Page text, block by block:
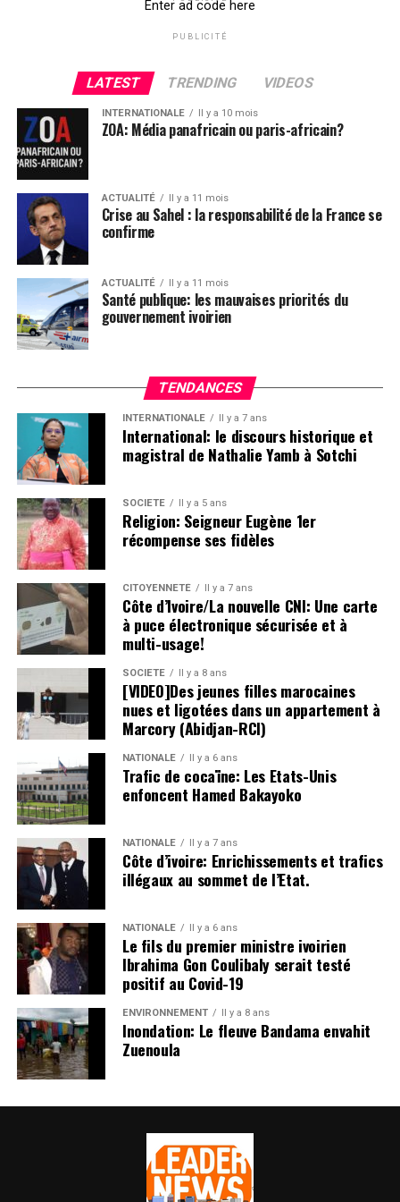
Enter ad code here
PUBLICITÉ
LATEST TRENDING VIDEOS
INTERNATIONALE Il y a 10 mois
ZOA: Média panafricain ou paris-africain?
ACTUALITÉ Il y a 11 mois
Crise au Sahel : la responsabilité de la France se
confirme
ACTUALITÉ Il y a 11 mois
Santé publique: les mauvaises priorités du
gouvernement ivoirien
TENDANCES
INTERNATIONALE Il y a 7 ans
International: le discours historique et
magistral de Nathalie Yamb à Sotchi
SOCIETE Il y a 5 ans
Religion: Seigneur Eugène 1er
récompense ses fidèles
CITOYENNETÉ Il y a 7 ans
Côte d’Ivoire/La nouvelle CNI: Une carte
à puce électronique sécurisée et à
multi-usage!
SOCIETE Il y a 8 ans
[VIDEO]Des jeunes filles marocaines
nues et ligotées dans un appartement à
Marcory (Abidjan-RCI)
NATIONALE Il y a 6 ans
Trafic de cocaïne: Les Etats-Unis
enfoncent Hamed Bakayoko
NATIONALE Il y a 7 ans
Côte d’ivoire: Enrichissements et trafics
illégaux au sommet de l’Etat.
NATIONALE Il y a 6 ans
Le fils du premier ministre ivoirien
Ibrahima Gon Coulibaly serait testé
positif au Covid-19
ENVIRONNEMENT Il y a 8 ans
Inondation: Le fleuve Bandama envahit
Zuenoula